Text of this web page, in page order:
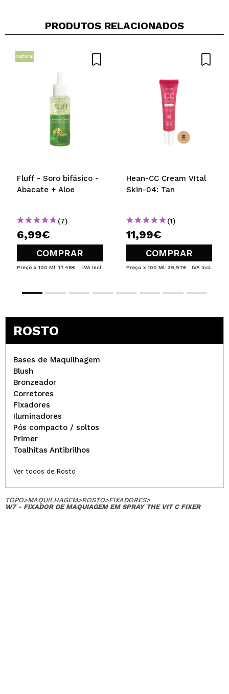
Compartilhar um vídeo ou uma foto
Recomenda esta compra?
PRODUTOS RELACIONADOS
Natural
Fluff - Soro bifásico -
Abacate + Aloe
(7)
6,99€
COMPRAR
Preço x 100 Ml: 17,48€ IVA Incl.
Hean-CC Cream VItal
Skin-04: Tan
(1)
11,99€
COMPRAR
Preço x 100 Ml: 39,97€ IVA Incl.
ROSTO
Bases de Maquilhagem
Blush
Bronzeador
Corretores
Fixadores
Iluminadores
Pós compacto / soltos
Primer
Toalhitas Antibrilhos
Ver todos de Rosto
TOPO>MAQUILHAGEM>ROSTO>FIXADORES>
W7 - FIXADOR DE MAQUIAGEM EM SPRAY THE VIT C FIXER